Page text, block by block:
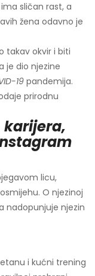
sličan rast, a
žena odavno je
takav okvir i biti
je dio njezine
19 pandemija.
prirodnu
karijera,
licu,
O njezinoj
nadopunjuje njezin
i kućni trening